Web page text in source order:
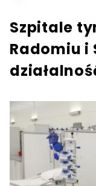
Szpitale
Radomiu i